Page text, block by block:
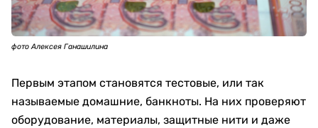
фото Алексея Ганашилина
Первым этапом становятся тестовые, или так
называемые домашние, банкноты. На них проверяют
оборудование, материалы, защитные нити и даже